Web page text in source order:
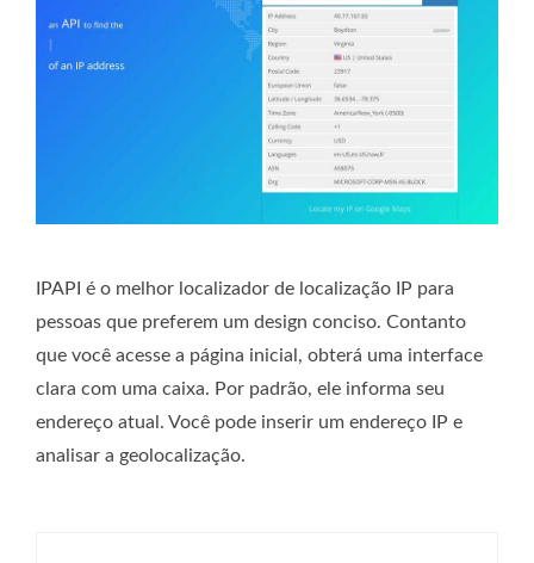
IPAPI é o melhor localizador de localização IP para
pessoas que preferem um design conciso. Contanto
que você acesse a página inicial, obterá uma interface
clara com uma caixa. Por padrão, ele informa seu
endereço atual. Você pode inserir um endereço IP e
analisar a geolocalização.